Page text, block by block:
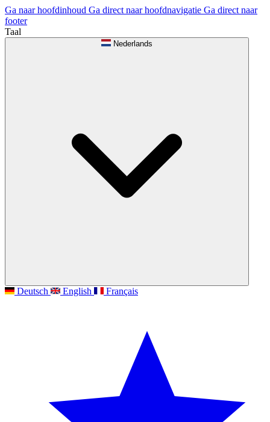
Ga naar hoofdinhoud Ga direct naar hoofdnavigatie Ga direct naar
footer
Taal
Nederlands
Deutsch English Français